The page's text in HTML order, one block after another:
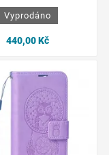
Vyprodáno
440,00 Kč